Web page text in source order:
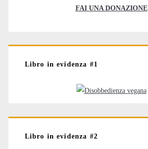
FAI UNA DONAZIONE
Libro in evidenza #1
Libro in evidenza #2